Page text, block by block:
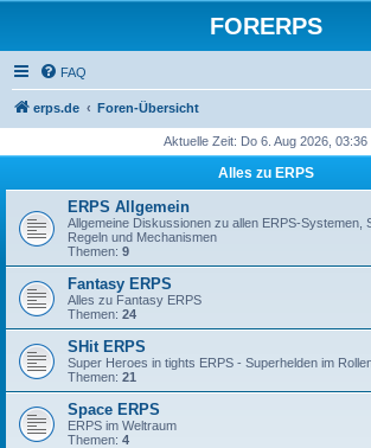
FORERPS
FAQ
erps.de Foren-Übersicht
Aktuelle Zeit: Do 6. Aug 2026, 03:36
Alles zu ERPS
ERPS Allgemein
Allgemeine Diskussionen zu allen ERPS-Systemen,
Regeln und Mechanismen
Themen: 9
Fantasy ERPS
Alles zu Fantasy ERPS
Themen: 24
SHit ERPS
Super Heroes in tights ERPS - Superhelden im
Themen: 21
Space ERPS
ERPS im Weltraum
Themen: 4